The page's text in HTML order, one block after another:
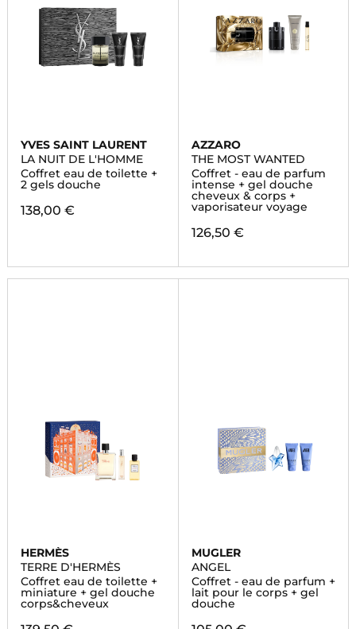
YVES SAINT LAURENT
LA NUIT DE L'HOMME
Coffret eau de toilette +
2 gels douche
138,00 €
AZZARO
THE MOST WANTED
Coffret - eau de parfum
intense + gel douche
cheveux & corps +
vaporisateur voyage
126,50 €
HERMÈS
TERRE D'HERMÈS
Coffret eau de toilette +
miniature + gel douche
corps&cheveux
MUGLER
ANGEL
Coffret - eau de parfum +
lait pour le corps + gel
douche